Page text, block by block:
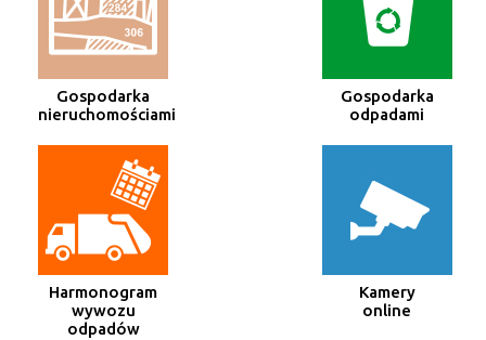
Gospodarka
nieruchomościami
Gospodarka
odpadami
Harmonogram
wywozu
odpadów
Kamery
online